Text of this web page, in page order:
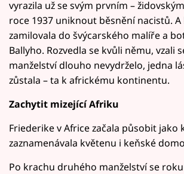
vyrazila už se svým prvním –
roce 1937 uniknout běsnění nacistů. A
zamilovala do švýcarského malíře a
Ballyho. Rozvedla se kvůli němu, vzali
manželství dlouho nevydrželo, jedna
zůstala – ta k africkému kontinentu.
Zachytit mizející Afriku
Friederike v Africe začala působit jako
zaznamenávala květenu i keňské
Po krachu druhého manželství se